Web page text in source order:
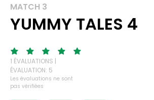
MATCH 3
YUMMY TALES 4
1 ÉVALUATIONS |
ÉVALUATION: 5
Les évaluations ne sont
pas vérifiées